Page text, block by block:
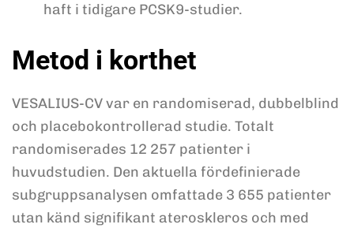
haft i tidigare PCSK9-studier.
Metod i korthet
VESALIUS-CV var en randomiserad, dubbelblind
och placebokontrollerad studie. Totalt
randomiserades 12 257 patienter i
huvudstudien. Den aktuella fördefinierade
subgruppsanalysen omfattade 3 655 patienter
utan känd signifikant ateroskleros och med